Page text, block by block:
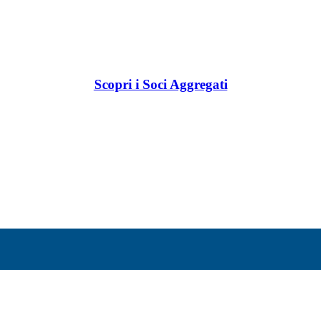
Scopri i Soci Aggregati